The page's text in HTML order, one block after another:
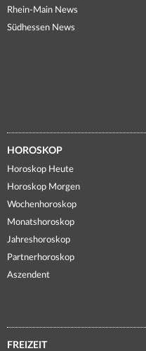
Rhein-Main News
Südhessen News
HOROSKOP
Horoskop Heute
Horoskop Morgen
Wochenhoroskop
Monatshoroskop
Jahreshoroskop
Partnerhoroskop
Aszendent
FREIZEIT